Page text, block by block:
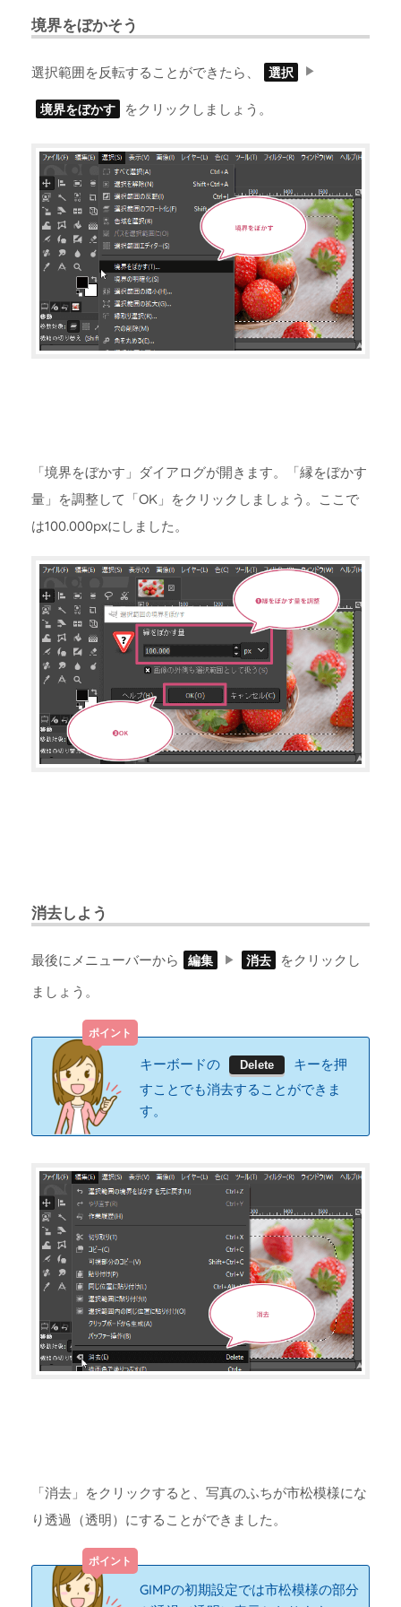
境界をぼかそう
選択範囲を反転することができたら、 選択
境界をぼかす をクリックしましょう。
「境界をぼかす」ダイアログが開きます。「縁をぼかす
量」を調整して「OK」をクリックしましょう。ここで
は100.000pxにしました。
消去しよう
最後にメニューバーから 編集 消去
をクリックし
ましょう。
キーボードの Delete
キーを押
すことでも消去することができま
す。
「消去」をクリックすると、写真のふちが市松模様にな
り透過（透明）にすることができました。
GIMPの初期設定では市松模様の部分